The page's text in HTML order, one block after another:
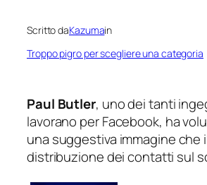
Scritto daKazumain
Troppo pigro per scegliere una categoria
Paul Butler, uno dei tanti
lavorano per Facebook, ha
una suggestiva immagine che
distribuzione dei contatti sul